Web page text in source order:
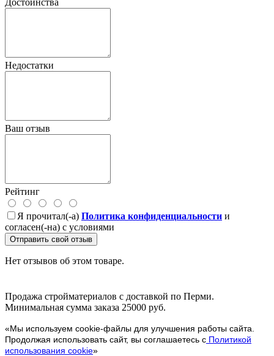
Недостатки
Ваш отзыв
Рейтинг
Я прочитал(-а) Политика конфиденциальности и
согласен(-на) с условиями
Отправить свой отзыв
Нет отзывов об этом товаре.
Продажа стройматериалов с доставкой по Перми.
Минимальная сумма заказа 25000 руб.
«Мы используем cookie-файлы для улучшения работы сайта.
Продолжая использовать сайт, вы соглашаетесь с Политикой
использования cookie»